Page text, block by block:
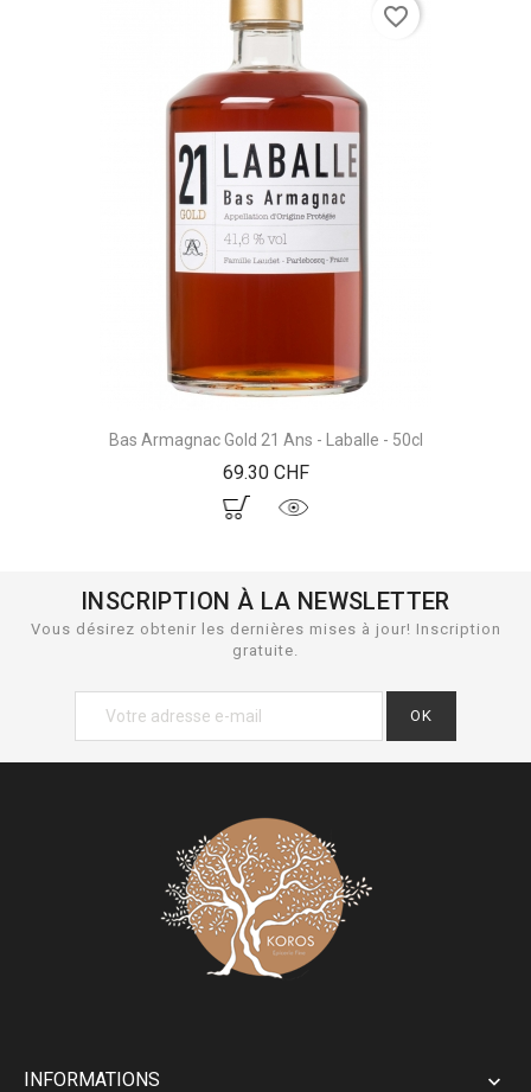
Bas Armagnac Gold 21 Ans - Laballe - 50cl
69.30 CHFPrix
favorite_border
INSCRIPTION À LA NEWSLETTER
Vous désirez obtenir les dernières mises à jour! Inscription
gratuite.
INFORMATIONS 